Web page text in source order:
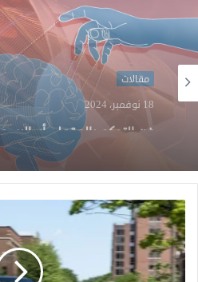
مقالات
تطوير خلايا البيروفسكايت
تحقق الاستقرار والكفاءة